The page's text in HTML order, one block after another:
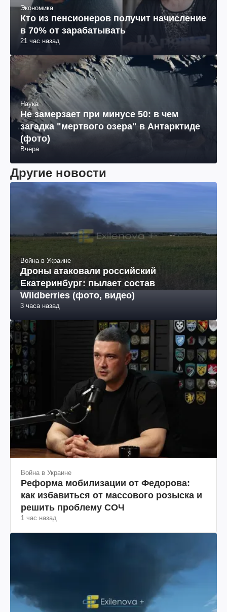
Экономика
Кто из пенсионеров получит начисление
в 70% от зарабатывать
21 час назад
Наука
Не замерзает при минусе 50: в чем
загадка "мертвого озера" в Антарктиде
(фото)
Вчера
Другие новости
Война в Украине
Дроны атаковали российский
Екатеринбург: пылает состав
Wildberries (фото, видео)
3 часа назад
Война в Украине
Реформа мобилизации от Федорова:
как избавиться от массового розыска и
решить проблему СОЧ
1 час назад